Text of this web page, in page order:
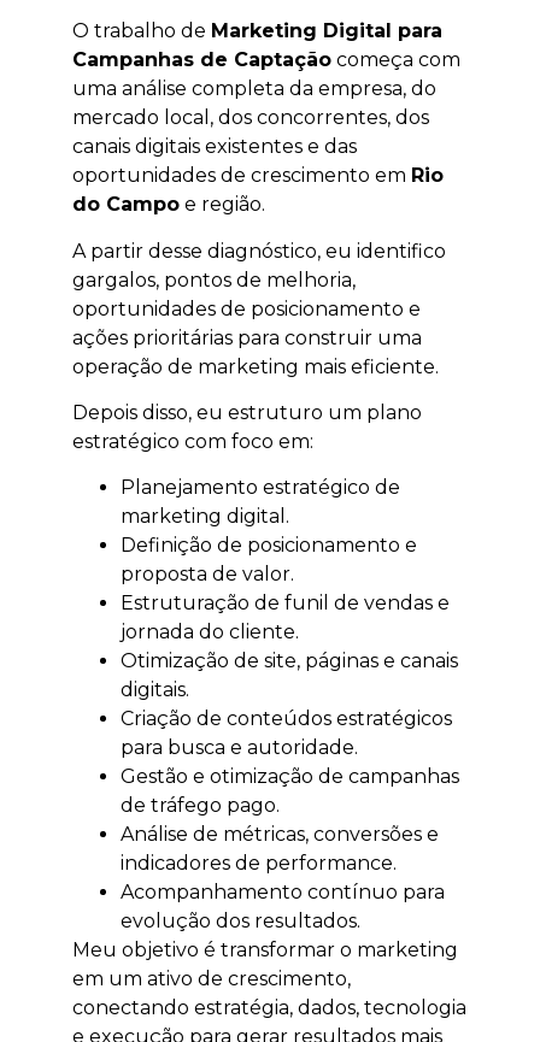
O trabalho de Marketing Digital para
Campanhas de Captação começa com
uma análise completa da empresa, do
mercado local, dos concorrentes, dos
canais digitais existentes e das
oportunidades de crescimento em Rio
do Campo e região.
A partir desse diagnóstico, eu identifico
gargalos, pontos de melhoria,
oportunidades de posicionamento e
ações prioritárias para construir uma
operação de marketing mais eficiente.
Depois disso, eu estruturo um plano
estratégico com foco em:
Planejamento estratégico de
marketing digital.
Definição de posicionamento e
proposta de valor.
Estruturação de funil de vendas e
jornada do cliente.
Otimização de site, páginas e canais
digitais.
Criação de conteúdos estratégicos
para busca e autoridade.
Gestão e otimização de campanhas
de tráfego pago.
Análise de métricas, conversões e
indicadores de performance.
Acompanhamento contínuo para
evolução dos resultados.
Meu objetivo é transformar o marketing
em um ativo de crescimento,
conectando estratégia, dados, tecnologia
e execução para gerar resultados mais